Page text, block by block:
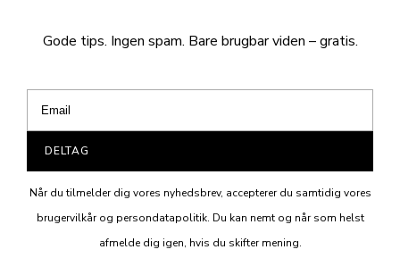
Gode tips. Ingen spam. Bare brugbar viden – gratis.
DELTAG
Når du tilmelder dig vores nyhedsbrev, accepterer du samtidig vores
brugervilkår og persondatapolitik. Du kan nemt og når som helst
afmelde dig igen, hvis du skifter mening.